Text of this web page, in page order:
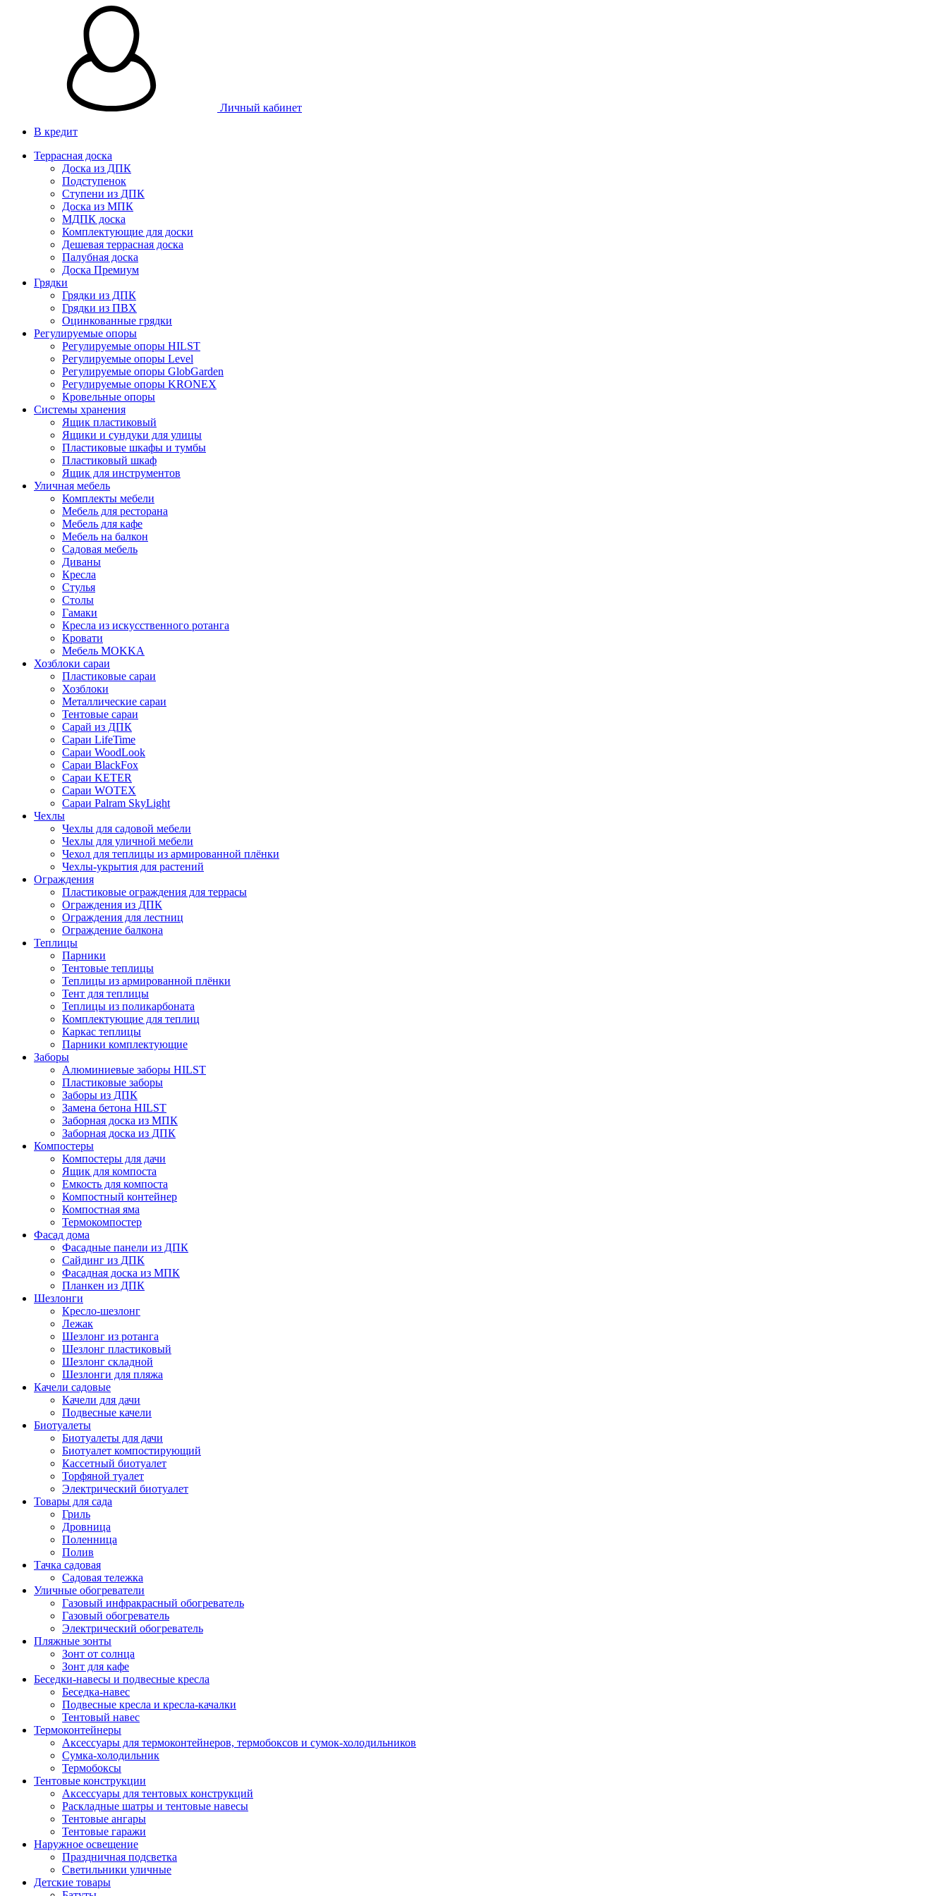
Личный кабинет
В кредит
Террасная доска
Доска из ДПК
Подступенок
Ступени из ДПК
Доска из МПК
МДПК доска
Комплектующие для доски
Дешевая террасная доска
Палубная доска
Доска Премиум
Грядки
Грядки из ДПК
Грядки из ПВХ
Оцинкованные грядки
Регулируемые опоры
Регулируемые опоры HILST
Регулируемые опоры Level
Регулируемые опоры GlobGarden
Регулируемые опоры KRONEX
Кровельные опоры
Системы хранения
Ящик пластиковый
Ящики и сундуки для улицы
Пластиковые шкафы и тумбы
Пластиковый шкаф
Ящик для инструментов
Уличная мебель
Комплекты мебели
Мебель для ресторана
Мебель для кафе
Мебель на балкон
Садовая мебель
Диваны
Кресла
Стулья
Столы
Гамаки
Кресла из искусственного ротанга
Кровати
Мебель MOKKA
Хозблоки сараи
Пластиковые сараи
Хозблоки
Металлические сараи
Тентовые сараи
Сарай из ДПК
Cараи LifeTime
Cараи WoodLook
Сараи BlackFox
Сараи KETER
Сараи WOTEX
Сараи Palram SkyLight
Чехлы
Чехлы для садовой мебели
Чехлы для уличной мебели
Чехол для теплицы из армированной плёнки
Чехлы-укрытия для растений
Ограждения
Пластиковые ограждения для террасы
Ограждения из ДПК
Ограждения для лестниц
Ограждение балкона
Теплицы
Парники
Тентовые теплицы
Теплицы из армированной плёнки
Тент для теплицы
Теплицы из поликарбоната
Комплектующие для теплиц
Каркас теплицы
Парники комплектующие
Заборы
Алюминиевые заборы HILST
Пластиковые заборы
Заборы из ДПК
Замена бетона HILST
Заборная доска из МПК
Заборная доска из ДПК
Компостеры
Компостеры для дачи
Ящик для компоста
Емкость для компоста
Компостный контейнер
Компостная яма
Термокомпостер
Фасад дома
Фасадные панели из ДПК
Сайдинг из ДПК
Фасадная доска из МПК
Планкен из ДПК
Шезлонги
Кресло-шезлонг
Лежак
Шезлонг из ротанга
Шезлонг пластиковый
Шезлонг складной
Шезлонги для пляжа
Качели садовые
Качели для дачи
Подвесные качели
Биотуалеты
Биотуалеты для дачи
Биотуалет компостирующий
Кассетный биотуалет
Торфяной туалет
Электрический биотуалет
Товары для сада
Гриль
Дровница
Поленница
Полив
Тачка садовая
Садовая тележка
Уличные обогреватели
Газовый инфракрасный обогреватель
Газовый обогреватель
Электрический обогреватель
Пляжные зонты
Зонт от солнца
Зонт для кафе
Беседки-навесы и подвесные кресла
Беседка-навес
Подвесные кресла и кресла-качалки
Тентовый навес
Термоконтейнеры
Аксессуары для термоконтейнеров, термобоксов и сумок-холодильников
Сумка-холодильник
Термобоксы
Тентовые конструкции
Аксессуары для тентовых конструкций
Раскладные шатры и тентовые навесы
Тентовые ангары
Тентовые гаражи
Наружное освещение
Праздничная подсветка
Светильники уличные
Детские товары